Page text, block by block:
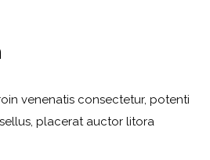
venenatis consectetur, potenti
placerat auctor litora